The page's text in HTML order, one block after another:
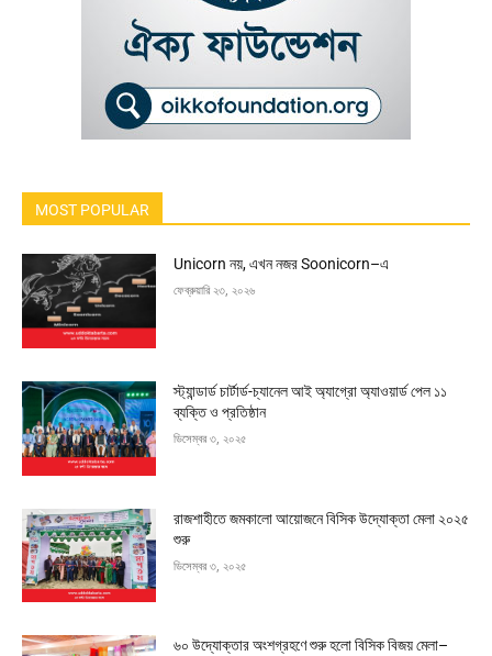
MOST POPULAR
Unicorn নয়, এখন নজর Soonicorn–এ
ফেব্রুয়ারি ২৩, ২০২৬
স্ট্যান্ডার্ড চার্টার্ড-চ্যানেল আই অ্যাগ্রো অ্যাওয়ার্ড পেল ১১
ব্যক্তি ও প্রতিষ্ঠান
ডিসেম্বর ৩, ২০২৫
রাজশাহীতে জমকালো আয়োজনে বিসিক উদ্যোক্তা মেলা ২০২৫
শুরু
ডিসেম্বর ৩, ২০২৫
৬০ উদ্যোক্তার অংশগ্রহণে শুরু হলো বিসিক বিজয় মেলা–